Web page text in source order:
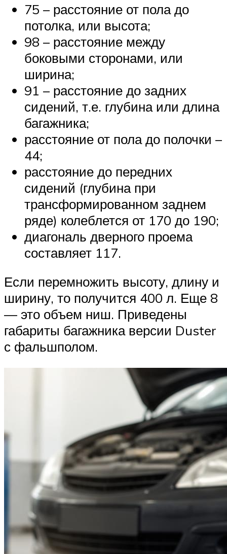
75 – расстояние от пола до
потолка, или высота;
98 – расстояние между
боковыми сторонами, или
ширина;
91 – расстояние до задних
сидений, т.е. глубина или длина
багажника;
расстояние от пола до полочки –
44;
расстояние до передних
сидений (глубина при
трансформированном заднем
ряде) колеблется от 170 до 190;
диагональ дверного проема
составляет 117.
Если перемножить высоту, длину и
ширину, то получится 400 л. Еще 8
— это объем ниш. Приведены
габариты багажника версии Duster
с фальшполом.